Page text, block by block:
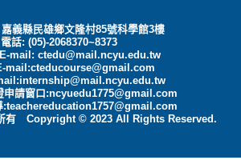
義縣民雄鄉文隆村85號科學館3樓
電話: (05)-2068370~8373
E-mail:ctedu@mail.ncyu.edu.tw
mail:cteducourse@gmail.com
申請窗口:ncyuedu1775@gmail.com
:teachereducation1757@gmail.com
有 Copyright © 2023 All Rights Reserved.